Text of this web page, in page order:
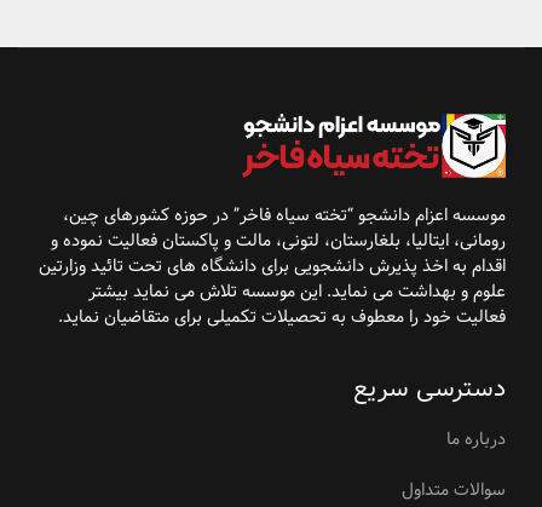
موسسه اعزام دانشجو “تخته سیاه فاخر” در حوزه کشورهای چین،
رومانی، ایتالیا، بلغارستان، لتونی، مالت و پاکستان فعالیت نموده و
اقدام به اخذ پذیرشدانشجویی برای دانشگاه های تحت تائید وزارتین
علوم و بهداشت می نماید. این موسسه تلاش می نماید بیشتر
فعالیت خود را معطوف به تحصیلات تکمیلی برای متقاضیان نماید.
دسترسی سریع
درباره ما
سوالات متداول